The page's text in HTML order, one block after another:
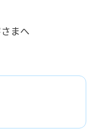
まへ